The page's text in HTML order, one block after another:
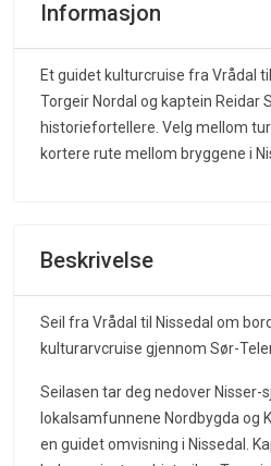
Informasjon
Et guidet kulturcruise fra Vrådal
Torgeir Nordal og kaptein Reidar
historiefortellere. Velg mellom
kortere rute mellom bryggene i
Beskrivelse
Seil fra Vrådal til Nissedal om
kulturarvcruise gjennom Sør-
Seilasen tar deg nedover Nisser-
lokalsamfunnene Nordbygda og
en guidet omvisning i Nissedal.